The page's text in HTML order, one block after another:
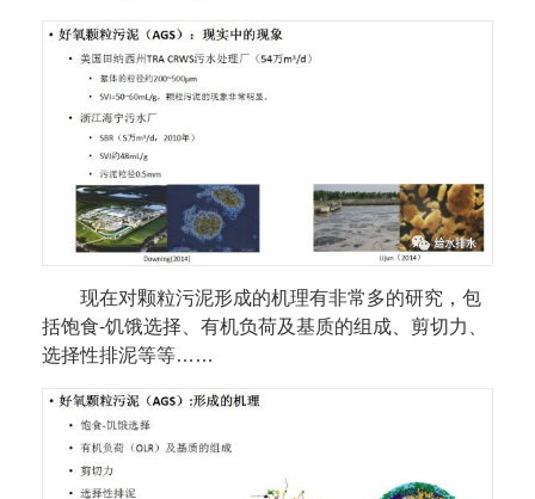
现在对颗粒污泥形成的机理有非常多的研究，包
括饱食-饥饿选择、有机负荷及基质的组成、剪切力、
选择性排泥等等……